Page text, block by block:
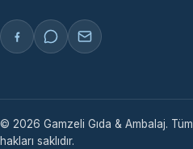
© 2026 Gamzeli Gıda & Ambalaj. Tüm
hakları saklıdır.